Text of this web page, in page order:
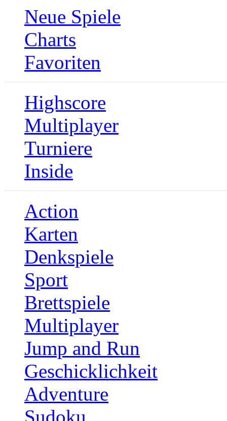
Neue Spiele
Charts
Favoriten
Highscore
Multiplayer
Turniere
Inside
Action
Karten
Denkspiele
Sport
Brettspiele
Multiplayer
Jump and Run
Geschicklichkeit
Adventure
Sudoku